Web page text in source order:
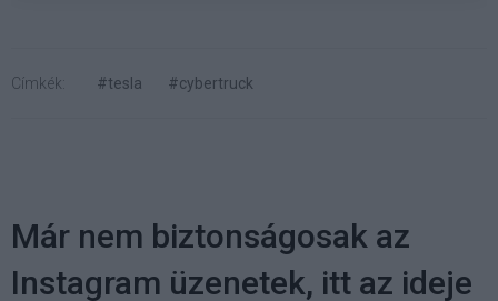
Címkék: #tesla #cybertruck
Már nem biztonságosak az
Instagram üzenetek, itt az ideje